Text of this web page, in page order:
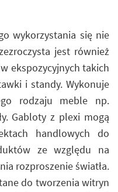
wykorzystania się nie
jest również
ekspozycyjnych takich
i standy. Wykonuje
rodzaju meble np.
Gabloty z plexi mogą
handlowych do
ze względu na
rozproszenie światła.
do tworzenia witryn